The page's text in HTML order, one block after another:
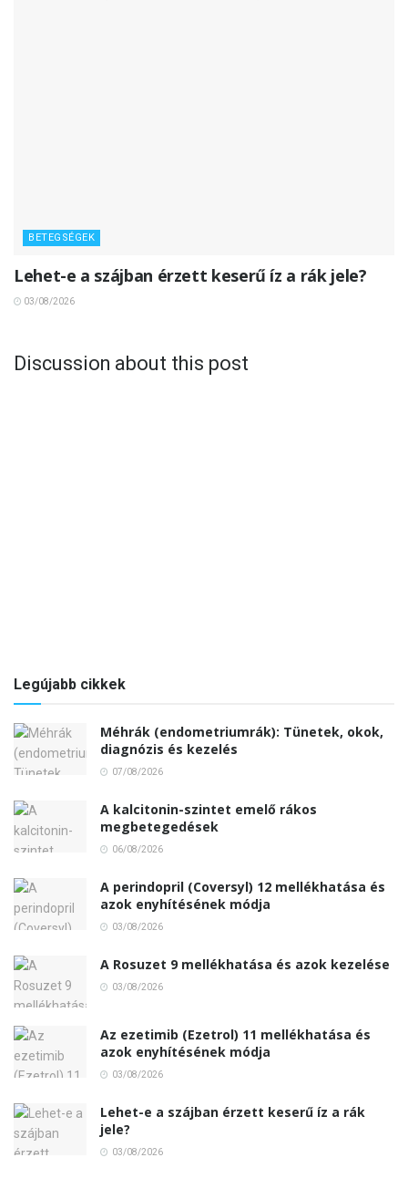
BETEGSÉGEK
Lehet-e a szájban érzett keserű íz a rák jele?
03/08/2026
Discussion about this post
Legújabb cikkek
Méhrák (endometriumrák): Tünetek, okok,
diagnózis és kezelés
07/08/2026
A kalcitonin-szintet emelő rákos
megbetegedések
06/08/2026
A perindopril (Coversyl) 12 mellékhatása és
azok enyhítésének módja
03/08/2026
A Rosuzet 9 mellékhatása és azok kezelése
03/08/2026
Az ezetimib (Ezetrol) 11 mellékhatása és
azok enyhítésének módja
03/08/2026
Lehet-e a szájban érzett keserű íz a rák
jele?
03/08/2026